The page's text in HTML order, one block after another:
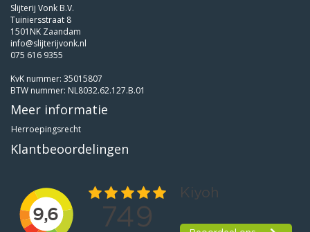
Slijterij Vonk B.V.
Tuiniersstraat 8
1501NK Zaandam
info@slijterijvonk.nl
075 616 9355
KvK nummer: 35015807
BTW nummer: NL8032.62.127.B.01
Meer informatie
Herroepingsrecht
Klantbeoordelingen